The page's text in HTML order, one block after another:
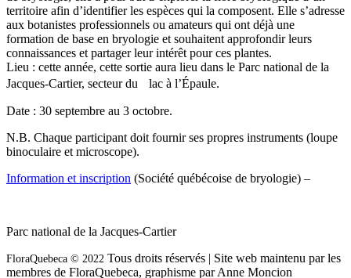
territoire afin d’identifier les espèces qui la composent. Elle s’adresse
aux botanistes professionnels ou amateurs qui ont déjà une
formation de base en bryologie et souhaitent approfondir leurs
connaissances et partager leur intérêt pour ces plantes.
Lieu : cette année, cette sortie aura lieu dans le Parc national de la
Jacques-Cartier, secteur du lac à l’Épaule.
Date : 30 septembre au 3 octobre.
N.B. Chaque participant doit fournir ses propres instruments (loupe
binoculaire et microscope).
Information et inscription (Société québécoise de bryologie) –
Parc national de la Jacques-Cartier
FloraQuebeca © 2022 Tous droits réservés | Site web maintenu par les
membres de FloraQuebeca, graphisme par Anne Moncion